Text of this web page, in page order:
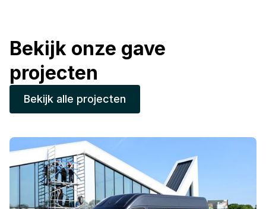
Bekijk onze gave
projecten
Bekijk alle projecten